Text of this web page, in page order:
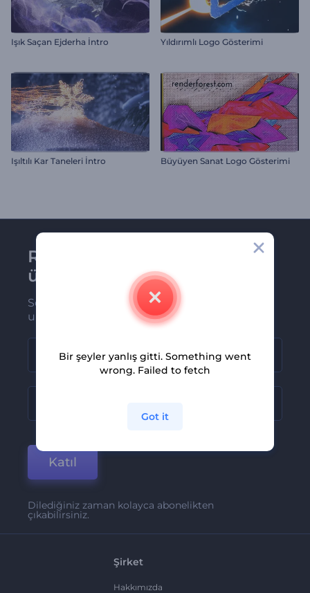
Işık Saçan Ejderha İntro Yıldırımlı Logo Gösterimi
Işıltılı Kar Taneleri İntro Büyüyen Sanat Logo Gösterimi
Renderforest bültenine
üye olun
Son haber ve tekliflerimiz ilk olarak size
ulaşsın
Katıl
Dilediğiniz zaman kolayca abonelikten
çıkabilirsiniz.
Şirket
Hakkımızda
Bir şeyler yanlış gitti. Something went
wrong. Failed to fetch
Got it